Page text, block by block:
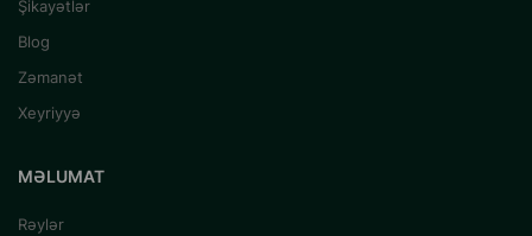
Şikayətlər
Blog
Zəmanət
Xeyriyyə
MƏLUMAT
Rəylər